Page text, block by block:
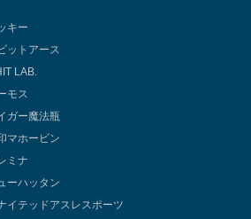
キー
ットアース
LAB.
モス
ガー魔法瓶
マホービン
ミナ
ーハッタン
イテッドアスレスポーツ